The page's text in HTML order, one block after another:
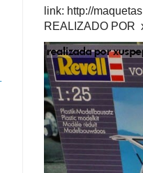
link: http://
REALIZADO POR